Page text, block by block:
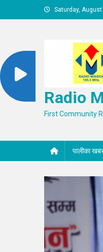
to
Saturday,
Radio
First Community
पालीका